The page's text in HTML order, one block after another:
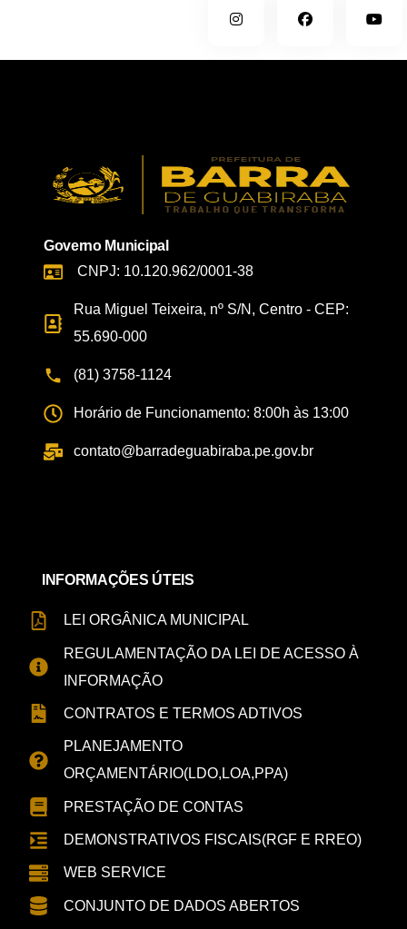
Governo Municipal
CNPJ: 10.120.962/0001-38
Rua Miguel Teixeira, nº S/N, Centro - CEP:
55.690-000
(81) 3758-1124
Horário de Funcionamento: 8:00h às 13:00
contato@barradeguabiraba.pe.gov.br
INFORMAÇÕES ÚTEIS
LEI ORGÂNICA MUNICIPAL
REGULAMENTAÇÃO DA LEI DE ACESSO À
INFORMAÇÃO
CONTRATOS E TERMOS ADTIVOS
PLANEJAMENTO
ORÇAMENTÁRIO(LDO,LOA,PPA)
PRESTAÇÃO DE CONTAS
DEMONSTRATIVOS FISCAIS(RGF E RREO)
WEB SERVICE
CONJUNTO DE DADOS ABERTOS